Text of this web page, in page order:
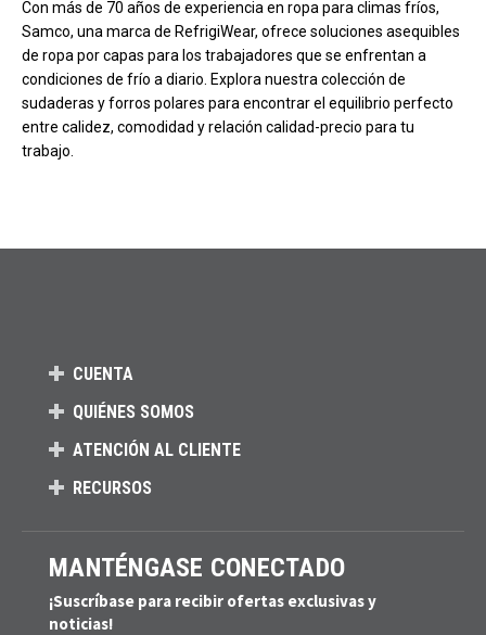
Con más de 70 años de experiencia en ropa para climas fríos,
Samco, una marca de RefrigiWear, ofrece soluciones asequibles
de ropa por capas para los trabajadores que se enfrentan a
condiciones de frío a diario. Explora nuestra colección de
sudaderas y forros polares para encontrar el equilibrio perfecto
entre calidez, comodidad y relación calidad-precio para tu
trabajo.
CUENTA
QUIÉNES SOMOS
ATENCIÓN AL CLIENTE
RECURSOS
MANTÉNGASE CONECTADO
¡Suscríbase para recibir ofertas exclusivas y
noticias!